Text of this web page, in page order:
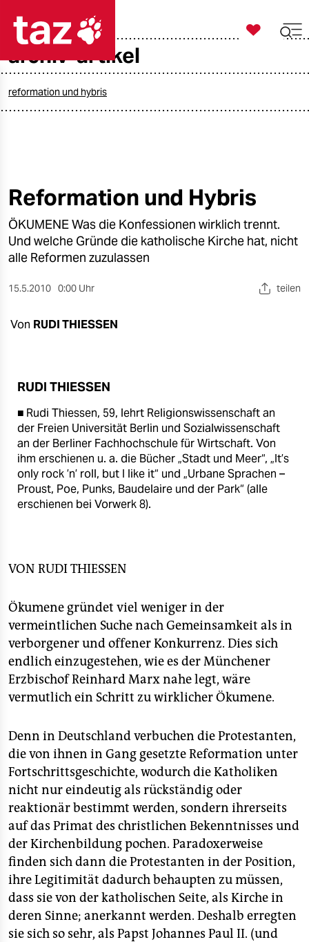
öko
gesellschaft
kultur
sport
verlag
verlag
veranstaltungen
shop
fragen & hilfe
abo
epaper login

taz zahl ich
archiv-artikel
reformation und hybris
Reformation und Hybris
ÖKUMENE Was die Konfessionen wirklich trennt.
Und welche Gründe die katholische Kirche hat, nicht
alle Reformen zuzulassen
15.5.2010 0:00 Uhr teilen
Von RUDI THIESSEN
RUDI THIESSEN
■ Rudi Thiessen, 59, lehrt Religionswissenschaft an
der Freien Universität Berlin und Sozialwissenschaft
an der Berliner Fachhochschule für Wirtschaft. Von
ihm erschienen u. a. die Bücher „Stadt und Meer“, „It’s
only rock ’n’ roll, but I like it“ und „Urbane Sprachen –
Proust, Poe, Punks, Baudelaire und der Park“ (alle
erschienen bei Vorwerk 8).
VON RUDI THIESSEN
Ökumene gründet viel weniger in der
vermeintlichen Suche nach Gemeinsamkeit als in
verborgener und offener Konkurrenz. Dies sich
endlich einzugestehen, wie es der Münchener
Erzbischof Reinhard Marx nahe legt, wäre
vermutlich ein Schritt zu wirklicher Ökumene.
Denn in Deutschland verbuchen die Protestanten,
die von ihnen in Gang gesetzte Reformation unter
Fortschrittsgeschichte, wodurch die Katholiken
nicht nur eindeutig als rückständig oder
reaktionär bestimmt werden, sondern ihrerseits
auf das Primat des christlichen Bekenntnisses und
der Kirchenbildung pochen. Paradoxerweise
finden sich dann die Protestanten in der Position,
ihre Legitimität dadurch behaupten zu müssen,
dass sie von der katholischen Seite, als Kirche in
deren Sinne; anerkannt werden. Deshalb erregten
sie sich so sehr, als Papst Johannes Paul II. (und